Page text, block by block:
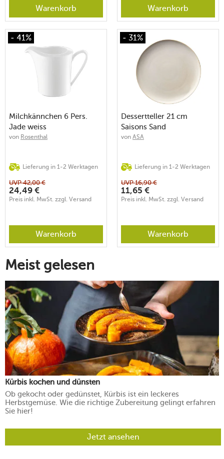
Warenkorb Warenkorb
- 41%
Milchkännchen 6 Pers.
Jade weiss
von Rosenthal
Lieferung in 1-2 Werktagen
UVP42,00 €
24,49 €
Preis inkl. MwSt. zzgl. Versand
Warenkorb
- 31%
Dessertteller 21 cm
Saisons Sand
von ASA
Lieferung in 1-2 Werktagen
UVP16,90 €
11,65 €
Preis inkl. MwSt. zzgl. Versand
Warenkorb
Meist gelesen
Kürbis kochen und dünsten
Ob gekocht oder gedünstet, Kürbis ist ein leckeres
Herbstgemüse. Wie die richtige Zubereitung gelingt erfahren
Sie hier!
Jetzt ansehen